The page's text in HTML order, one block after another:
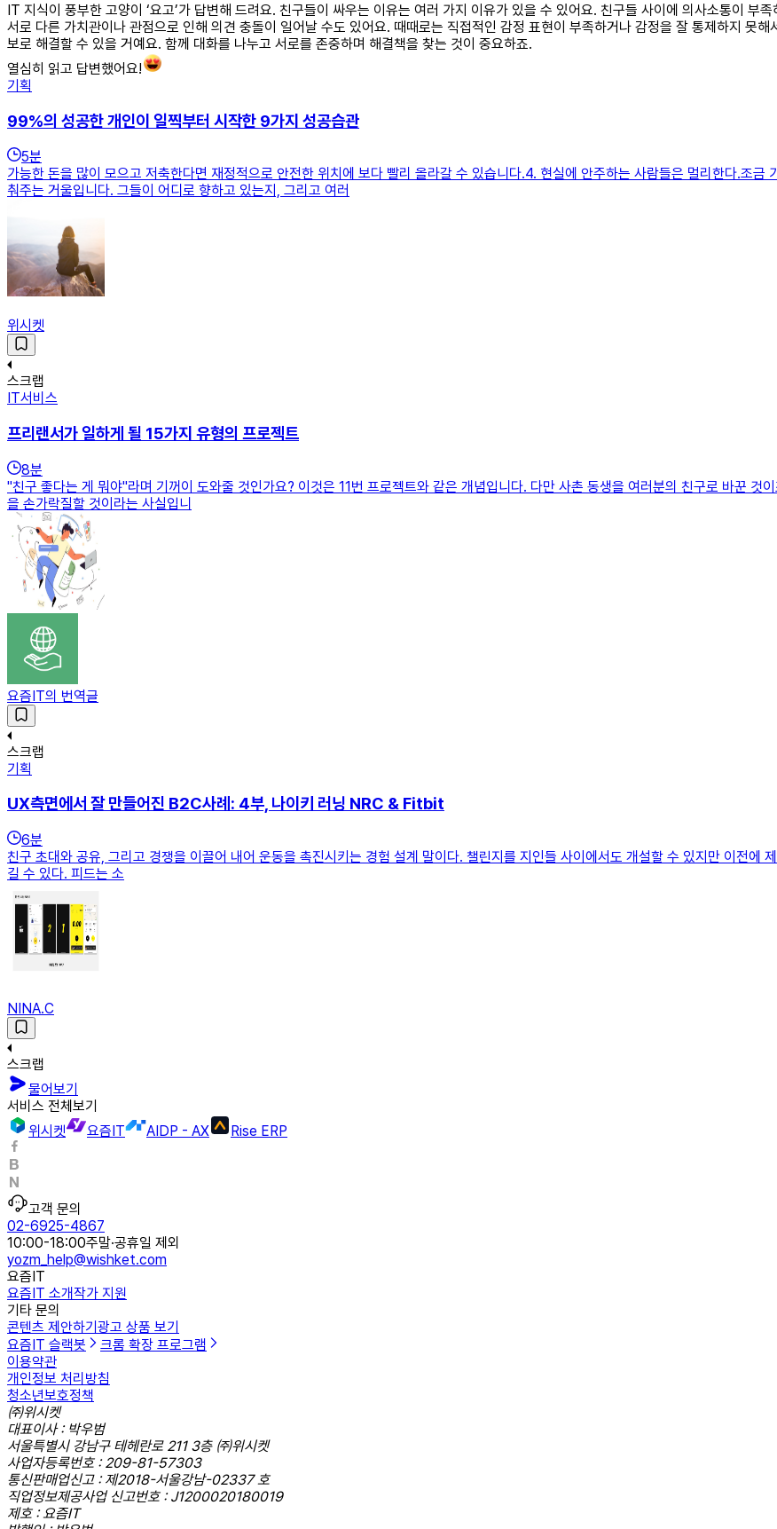
IT 지식이 풍부한 고양이 ‘요고’가 답변해 드려요. 친구들이 싸우는 이유는 여러 가지 이유가 있을 수 있어요. 친구들 사이에 의사소통이 부
서로 다른 가치관이나 관점으로 인해 의견 충돌이 일어날 수도 있어요. 때때로는 직접적인 감정 표현이 부족하거나 감정을 잘 통제하지 못
보로 해결할 수 있을 거예요. 함께 대화를 나누고 서로를 존중하며 해결책을 찾는 것이 중요하죠.
열심히 읽고 답변했어요!
기획
99%의 성공한 개인이 일찍부터 시작한 9가지 성공습관
5분
가능한 돈을 많이 모으고 저축한다면 재정적으로 안전한 위치에 보다 빨리 올라갈 수 있습니다.​4. 현실에 안주하는 사람들은 멀리한다.조금
춰주는 거울입니다. 그들이 어디로 향하고 있는지, 그리고 여러
위시켓
스크랩
IT서비스
프리랜서가 일하게 될 15가지 유형의 프로젝트
8분
"친구 좋다는 게 뭐야"라며 기꺼이 도와줄 것인가요? 이것은 11번 프로젝트와 같은 개념입니다. 다만 사촌 동생을 여러분의 친구로 바꾼 것
을 손가락질할 것이라는 사실입니
요즘IT의 번역글
스크랩
기획
UX측면에서 잘 만들어진 B2C사례: 4부, 나이키 러닝 NRC & Fitbit
6분
친구 초대와 공유, 그리고 경쟁을 이끌어 내어 운동을 촉진시키는 경험 설계 말이다. 챌린지를 지인들 사이에서도 개설할 수 있지만 이전에
길 수 있다. 피드는 소
NINA.C
스크랩
물어보기
서비스 전체보기
위시켓
요즘IT AIDP - AX Rise ERP
고객 문의
02-6925-4867
10:00-18:00주말·공휴일 제외
yozm_help@wishket.com
요즘IT
요즘IT 소개작가 지원
기타 문의
콘텐츠 제안하기 광고 상품 보기
요즘IT 슬랙봇
크롬 확장 프로그램
이용약관
개인정보 처리방침
청소년보호정책
㈜위시켓
대표이사 : 박우범
서울특별시 강남구 테헤란로 211 3층 ㈜위시켓
사업자등록번호 : 209-81-57303
통신판매업신고 : 제2018-서울강남-02337 호
직업정보제공사업 신고번호 : J1200020180019
제호 : 요즘IT